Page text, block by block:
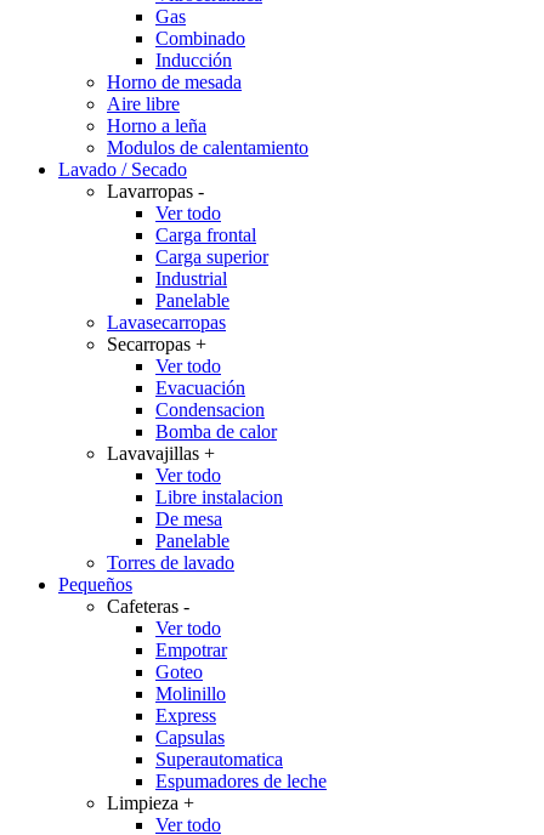
Gas
Combinado
Inducción
Horno de mesada
Aire libre
Horno a leña
Modulos de calentamiento
Lavado / Secado
Lavarropas -
Ver todo
Carga frontal
Carga superior
Industrial
Panelable
Lavasecarropas
Secarropas +
Ver todo
Evacuación
Condensacion
Bomba de calor
Lavavajillas +
Ver todo
Libre instalacion
De mesa
Panelable
Torres de lavado
Pequeños
Cafeteras -
Ver todo
Empotrar
Goteo
Molinillo
Express
Capsulas
Superautomatica
Espumadores de leche
Limpieza +
Ver todo